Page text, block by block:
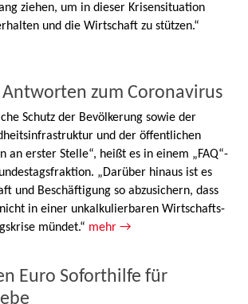
ziehen, um in dieser Krisensituation
und die Wirtschaft zu stützen.“
Antworten zum Coronavirus
Schutz der Bevölkerung sowie der
und der öffentlichen
an erster Stelle“, heißt es in einem „FAQ“-
„Darüber hinaus ist es
und Beschäftigung so abzusichern, dass
in einer unkalkulierbaren Wirtschafts-
mündet.“ mehr →
Euro Soforthilfe für